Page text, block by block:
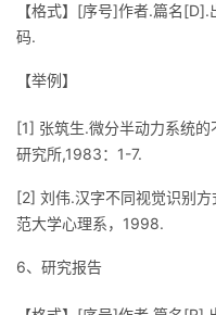
【格式】[序号]作者.篇名
码.
【举例】
[1] 张筑生.微分半动力系统
研究所,1983：1-7.
[2] 刘伟.汉字不同视觉识别
范大学心理系，1998.
6、研究报告